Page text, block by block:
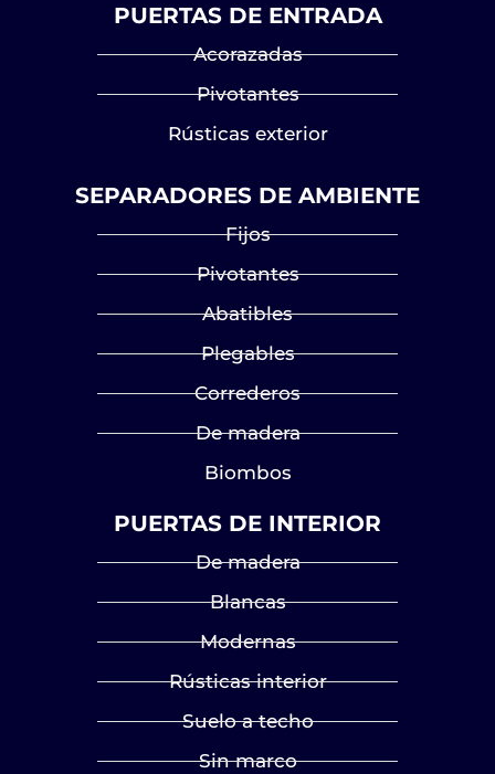
PUERTAS DE ENTRADA
Acorazadas
Pivotantes
Rústicas exterior
SEPARADORES DE AMBIENTE
Fijos
Pivotantes
Abatibles
Plegables
Correderos
De madera
Biombos
PUERTAS DE INTERIOR
De madera
Blancas
Modernas
Rústicas interior
Suelo a techo
Sin marco